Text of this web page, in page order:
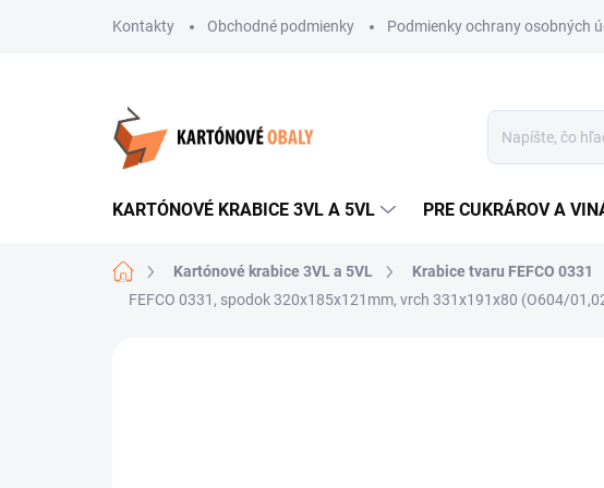
Kontakty Obchodné podmienky Podmienky ochrany osobných
KARTÓNOVÉ KRABICE 3VL A 5VL PRE CUKRÁROV A
DomovKartónové krabice 3VL a 5VL Krabice tvaru FEFCO 0331
FEFCO 0331, spodok 320x185x121mm, vrch 331x191x80 (O604/